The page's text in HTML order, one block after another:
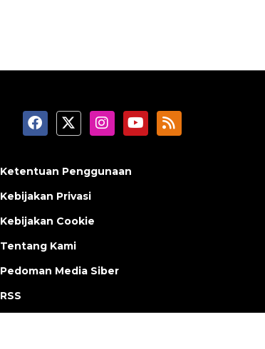
Ketentuan Penggunaan
Kebijakan Privasi
Kebijakan Cookie
Tentang Kami
Pedoman Media Siber
RSS